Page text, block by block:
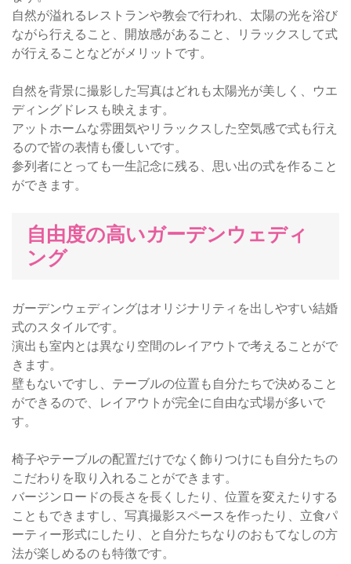
自然が溢れるレストランや教会で行われ、太陽の光を浴び
ながら行えること、開放感があること、リラックスして式
が行えることなどがメリットです。
自然を背景に撮影した写真はどれも太陽光が美しく、ウエ
ディングドレスも映えます。
アットホームな雰囲気やリラックスした空気感で式も行え
るので皆の表情も優しいです。
参列者にとっても一生記念に残る、思い出の式を作ること
ができます。
自由度の高いガーデンウェディ
ング
ガーデンウェディングはオリジナリティを出しやすい結婚
式のスタイルです。
演出も室内とは異なり空間のレイアウトで考えることがで
きます。
壁もないですし、テーブルの位置も自分たちで決めること
ができるので、レイアウトが完全に自由な式場が多いで
す。
椅子やテーブルの配置だけでなく飾りつけにも自分たちの
こだわりを取り入れることができます。
バージンロードの長さを長くしたり、位置を変えたりする
こともできますし、写真撮影スペースを作ったり、立食パ
ーティー形式にしたり、と自分たちなりのおもてなしの方
法が楽しめるのも特徴です。